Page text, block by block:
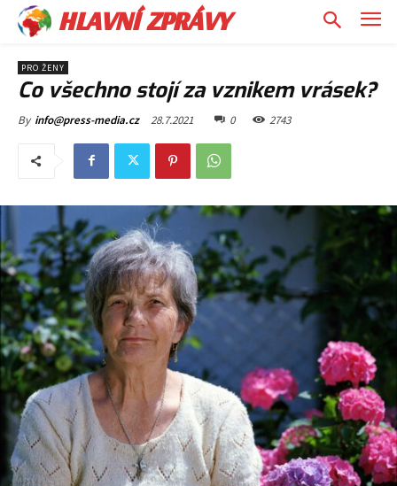
HLAVNÍ ZPRÁVY
PRO ŽENY
Co všechno stojí za vznikem vrásek?
By info@press-media.cz 28.7.2021 0 2743